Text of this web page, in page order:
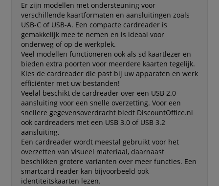
Er zijn modellen met ondersteuning voor
verschillende kaartformaten en aansluitingen zoals
USB-C of USB-A. Een compacte cardreader is
gemakkelijk mee te nemen en is ideaal voor
onderweg of op de werkplek.
Veel modellen functioneren ook als sd kaartlezer en
bieden extra poorten voor meerdere kaarten tegelijk.
Kies de cardreader die past bij uw apparaten en werk
efficiënter met uw bestanden!
Veelal beschikt de cardreader over een USB 2.0-
aansluiting voor een snelle overzetting. Voor een
snellere gegevensoverdracht biedt DiscountOffice.nl
ook cardreaders met een USB 3.0 of USB 3.2
aansluiting.
Een cardreader wordt meestal gebruikt voor het
overzetten van visueel materiaal, daarnaast
beschikken grotere varianten over meer functies. Een
smartcard reader kan bijvoorbeeld ook
identiteitskaarten lezen.